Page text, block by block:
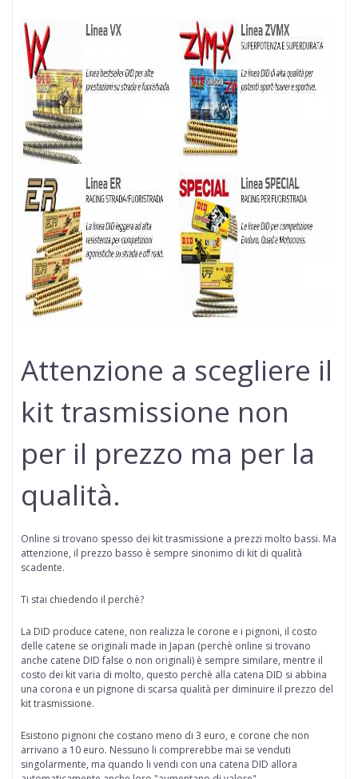
Attenzione a scegliere il
kit trasmissione non
per il prezzo ma per la
qualità.
Online si trovano spesso dei kit trasmissione a prezzi molto bassi. Ma
attenzione, il prezzo basso è sempre sinonimo di kit di qualità
scadente.
Ti stai chiedendo il perchè?
La DID produce catene, non realizza le corone e i pignoni, il costo
delle catene se originali made in Japan (perchè online si trovano
anche catene DID false o non originali) è sempre similare, mentre il
costo dei kit varia di molto, questo perchè alla catena DID si abbina
una corona e un pignone di scarsa qualità per diminuire il prezzo del
kit trasmissione.
Esistono pignoni che costano meno di 3 euro, e corone che non
arrivano a 10 euro. Nessuno li comprerebbe mai se venduti
singolarmente, ma quando li vendi con una catena DID allora